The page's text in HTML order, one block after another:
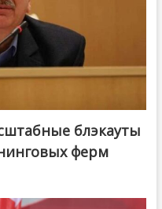
блэкауты
ферм